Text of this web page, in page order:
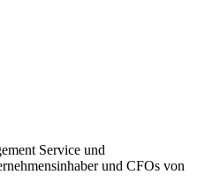
Service und
und CFOs von